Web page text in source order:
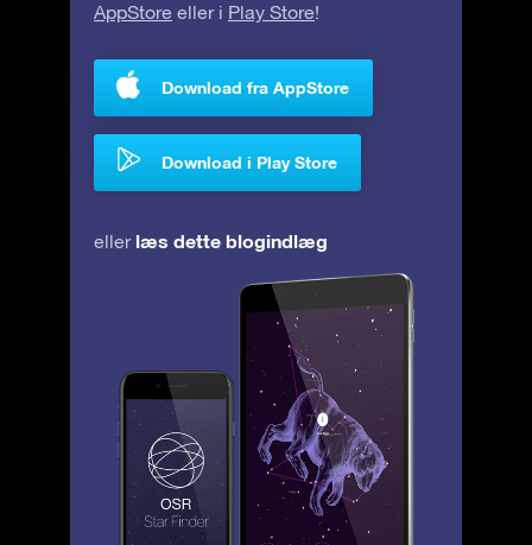
AppStore eller i Play Store!
Download fra AppStore
Download i Play Store
eller læs dette blogindlæg